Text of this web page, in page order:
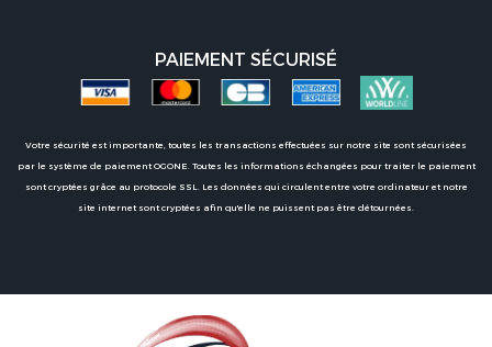
PAIEMENT SÉCURISÉ
Votre sécurité est importante, toutes les transactions effectuées sur notre site sont sécurisées
par le système de paiement OGONE. Toutes les informations échangées pour traiter le paiement
sont cryptées grâce au protocole SSL. Les données qui circulent entre votre ordinateur et notre
site internet sont cryptées afin qu'elle ne puissent pas être détournées.